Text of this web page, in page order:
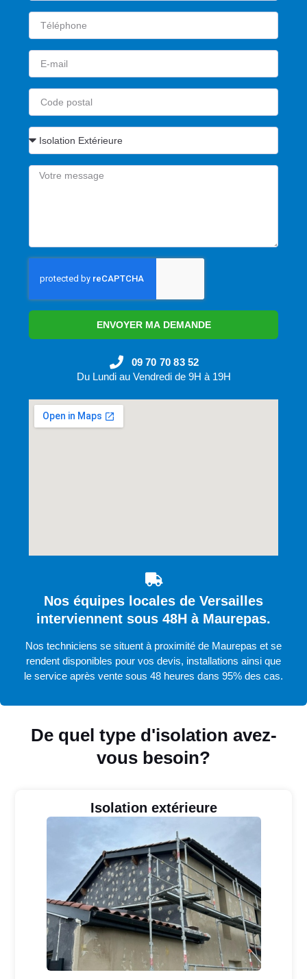
De quel type d'isolation avez-
vous besoin?
Isolation extérieure
ENVOYER MA DEMANDE
09 70 70 83 52
Du Lundi au Vendredi de 9H à 19H
Nos équipes locales de Versailles
interviennent sous 48H à Maurepas.
Nos techniciens se situent à proximité de Maurepas et se
rendent disponibles pour vos devis, installations ainsi que
le service après vente sous 48 heures dans 95% des cas.